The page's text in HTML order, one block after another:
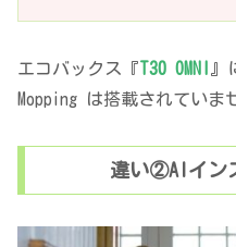
エコバックス『T30 OMNI
』
Mopping は搭載されていま
違い②AIイン